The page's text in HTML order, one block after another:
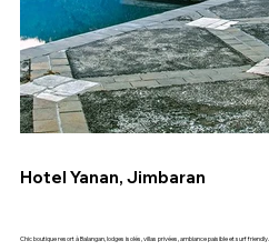
Hotel Yanan, Jimbaran
Chic boutique resort à Balangan, lodges isolés, villas privées, ambiance paisible et surf friendly.